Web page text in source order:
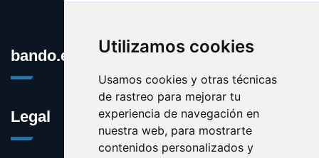
Utilizamos cookies
Usamos cookies y otras técnicas
de rastreo para mejorar tu
experiencia de navegación en
nuestra web, para mostrarte
contenidos personalizados y
bando.es
Legal